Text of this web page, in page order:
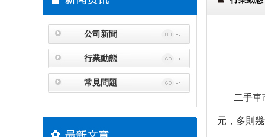
公司新聞
行業動態
常見問題
二手車市
元，多